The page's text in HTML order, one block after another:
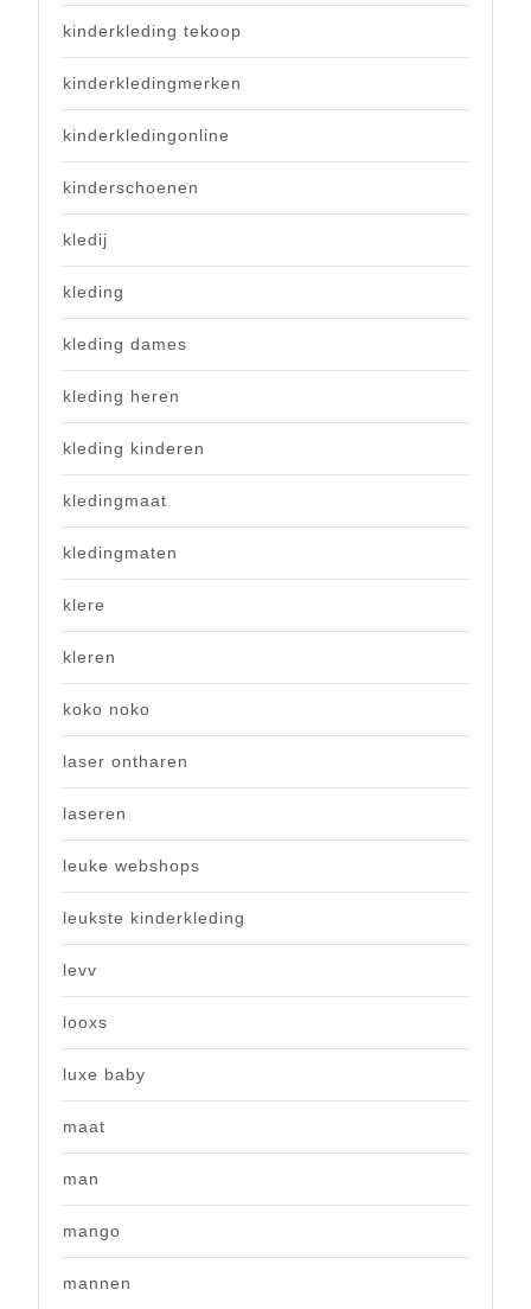
kinderkleding tekoop
kinderkledingmerken
kinderkledingonline
kinderschoenen
kledij
kleding
kleding dames
kleding heren
kleding kinderen
kledingmaat
kledingmaten
klere
kleren
koko noko
laser ontharen
laseren
leuke webshops
leukste kinderkleding
levv
looxs
luxe baby
maat
man
mango
mannen